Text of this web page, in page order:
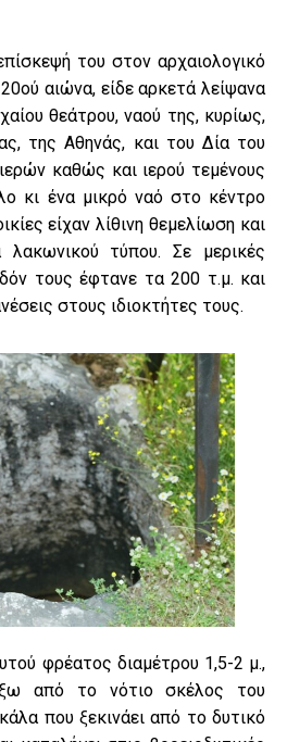
του στον αρχαιολογικό
αιώνα, είδε αρκετά λείψανα
θεάτρου, ναού της, κυρίως,
της Αθηνάς, και του Δία του
καθώς και ιερού τεμένους
κι ένα μικρό ναό στο κέντρο
είχαν λίθινη θεμελίωση και
λακωνικού τύπου. Σε μερικές
τους έφτανε τα 200 τ.μ. και
στους ιδιοκτήτες τους.
φρέατος διαμέτρου 1,5-2 μ.,
από το νότιο σκέλος του
που ξεκινάει από το δυτικό